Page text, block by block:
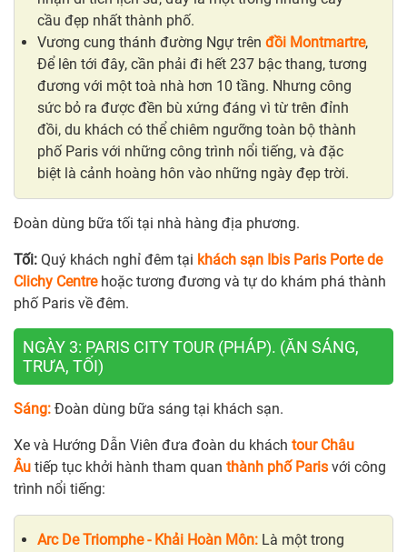
cầu đẹp nhất thành phố.
Vương cung thánh đường Ngự trên đồi Montmartre,
Để lên tới đây, cần phải đi hết 237 bậc thang, tương
đương với một toà nhà hơn 10 tầng. Nhưng công
sức bỏ ra được đền bù xứng đáng vì từ trên đỉnh
đồi, du khách có thể chiêm ngưỡng toàn bộ thành
phố Paris với những công trình nổi tiếng, và đặc
biệt là cảnh hoàng hôn vào những ngày đẹp trời.
Đoàn dùng bữa tối tại nhà hàng địa phương.
Tối: Quý khách nghỉ đêm tại khách sạn Ibis Paris Porte de
Clichy Centrehoặc tương đương và tự do khám phá thành
phố Paris về đêm.
NGÀY 3: PARIS CITY TOUR (PHÁP). (ĂN SÁNG,
TRƯA, TỐI)
Sáng: Đoàn dùng bữa sáng tại khách sạn.
Xe và Hướng Dẫn Viên đưa đoàn du khách tour Châu
Âu tiếp tục khởi hành tham quan thành phố Paris với công
trình nổi tiếng:
Arc De Triomphe - Khải Hoàn Môn: Là một trong